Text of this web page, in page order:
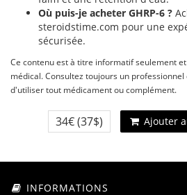
Où puis-je acheter GHRP-6 ?
steroidstime.com pour une
sécurisée.
Ce contenu est à titre informatif seulement
médical. Consultez toujours un
d'utiliser tout médicament ou complément.
34€(37$) Ajouter
INFORMATIONS